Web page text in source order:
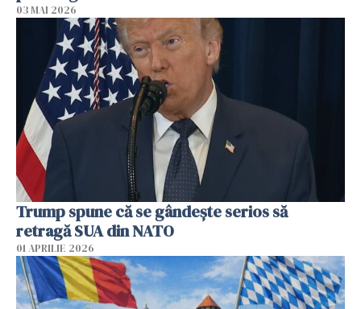
03 MAI 2026
Trump spune că se gândeşte serios să
retragă SUA din NATO
01 APRILIE 2026